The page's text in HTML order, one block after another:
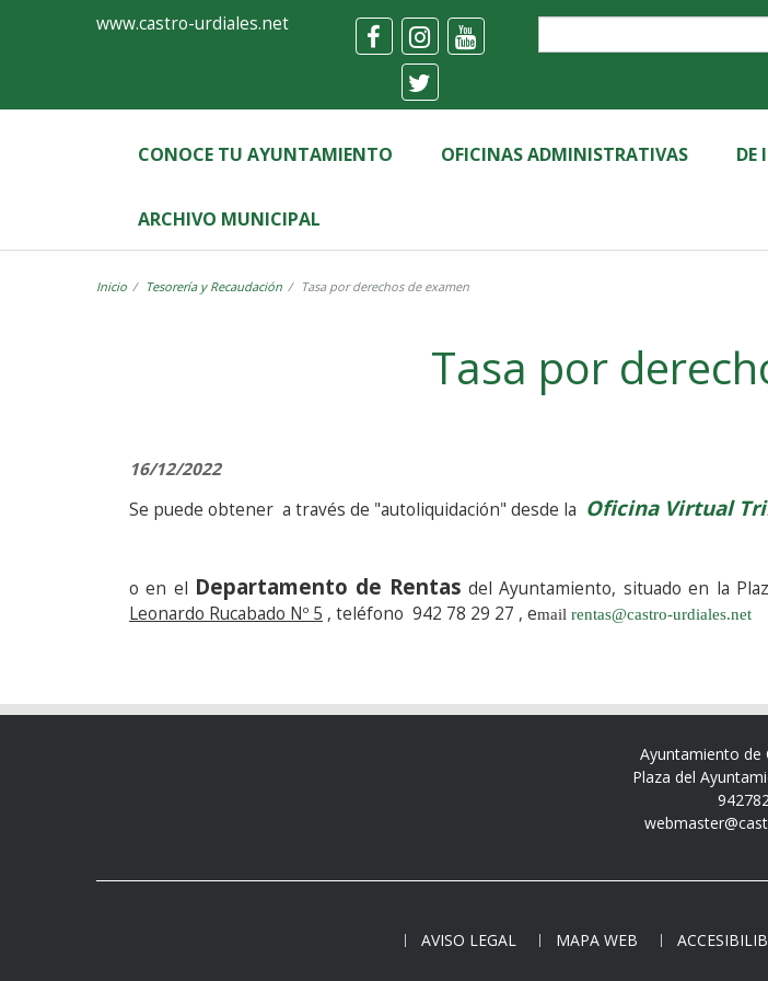
FormularioAyuntamiento
Castro-
Urdiales
www.castro-urdiales.net
CONOCE TU AYUNTAMIENTO OFICINAS ADMINISTRATIVAS DE
ARCHIVO MUNICIPAL
Inicio Tesorería y Recaudación Tasa por derechos de examen
Tasa por
16/12/2022
Se puede obtener a través de "autoliquidación" desde la Oficina Virtual
o en el Departamento de Rentas del Ayuntamiento, situado en la
Leonardo Rucabado Nº 5 , teléfono 942 78 29 27 , email rentas@castro-urdiales.net
Ayuntamiento de
Plaza del
AVISO LEGAL MAPA WEB